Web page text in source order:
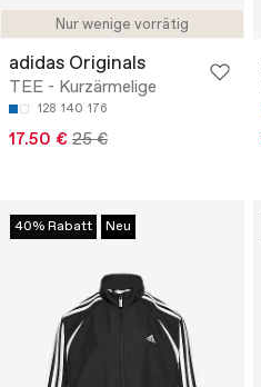
Nur wenige vorrätig
adidas Originals
TEE - Kurzärmelige
128 140 176
17.50 € 25 €
40% Rabatt Neu